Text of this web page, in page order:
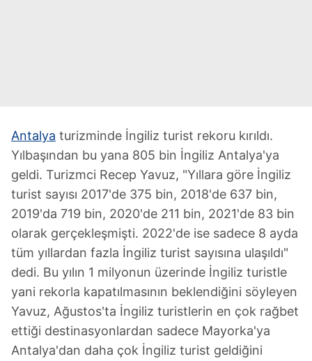
Antalya turizminde İngiliz turist rekoru kırıldı.
Yılbaşından bu yana 805 bin İngiliz Antalya'ya
geldi. Turizmci Recep Yavuz, "Yıllara göre İngiliz
turist sayısı 2017'de 375 bin, 2018'de 637 bin,
2019'da 719 bin, 2020'de 211 bin, 2021'de 83 bin
olarak gerçekleşmişti. 2022'de ise sadece 8 ayda
tüm yıllardan fazla İngiliz turist sayısına ulaşıldı"
dedi. Bu yılın 1 milyonun üzerinde İngiliz turistle
yani rekorla kapatılmasının beklendiğini söyleyen
Yavuz, Ağustos'ta İngiliz turistlerin en çok rağbet
ettiği destinasyonlardan sadece Mayorka'ya
Antalya'dan daha çok İngiliz turist geldiğini